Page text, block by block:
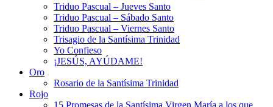
Triduo Pascual – Jueves Santo
Triduo Pascual – Sábado Santo
Triduo Pascual – Viernes Santo
Trisagio de la Santísima Trinidad
Yo Confieso
¡JESÚS, AYÚDAME!
Oro
Rosario de la Santísima Trinidad
Rojo
15 Promesas de la Santísima Virgen María a los que